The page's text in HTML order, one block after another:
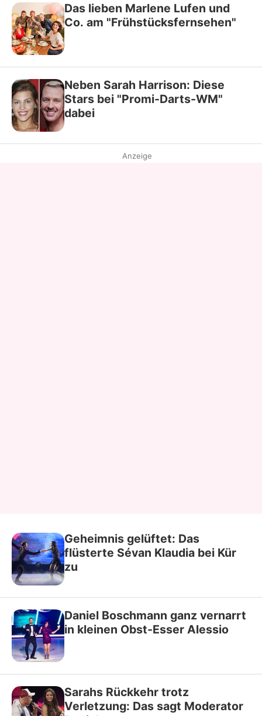
Das lieben Marlene Lufen und
Co. am "Frühstücksfernsehen"
Neben Sarah Harrison: Diese
Stars bei "Promi-Darts-WM"
dabei
Anzeige
Geheimnis gelüftet: Das
flüsterte Sévan Klaudia bei Kür
zu
Daniel Boschmann ganz vernarrt
in kleinen Obst-Esser Alessio
Sarahs Rückkehr trotz
Verletzung: Das sagt Moderator